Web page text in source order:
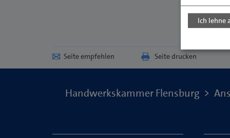
Seite empfehlen Seite drucken
Handwerkskammer Flensburg
Ich lehne